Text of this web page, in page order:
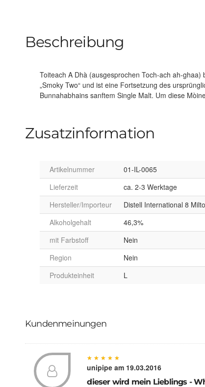
Beschreibung
Toiteach A Dhà (ausgesprochen Toch-ach ah-ghaa)
„Smoky Two“ und ist eine Fortsetzung des
Bunnahabhains sanftem Single Malt. Um diese
Bunnahabhains Blending-Team eine Kombination
Sherryfässern ausgewählt, die dann vollständig in den
Zusatzinformation
Artikelnummer 01-IL-0065
Lieferzeit
ca. 2-3 Werktage
Hersteller/Importeur
Distell International 8
Alkoholgehalt
46,3%
mit Farbstoff
Nein
Region
Nein
Produkteinheit
L
Kundenmeinungen
★ ★ ★ ★ ★
★ ★ ★ ★ ★
unipipe am 19.03.2016
dieser wird mein Lieblings -